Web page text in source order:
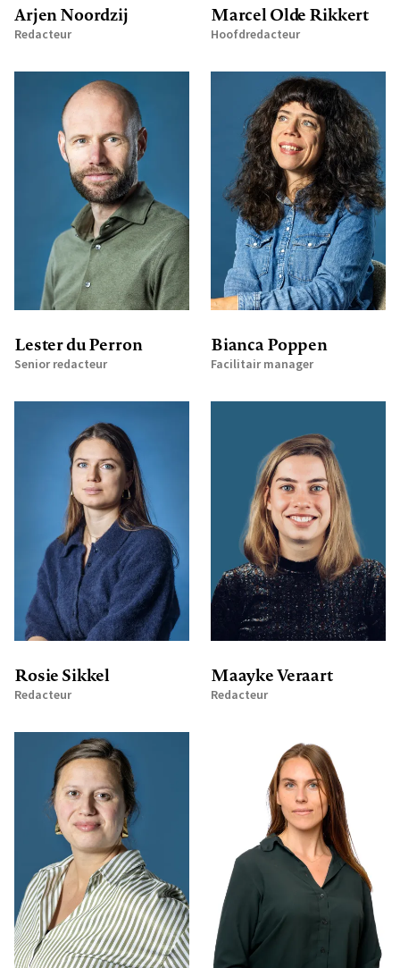
Arjen Noordzij
Redacteur
Marcel Olde Rikkert
Hoofdredacteur
Lester du Perron
Senior redacteur
Bianca Poppen
Facilitair manager
Rosie Sikkel
Redacteur
Maayke Veraart
Redacteur